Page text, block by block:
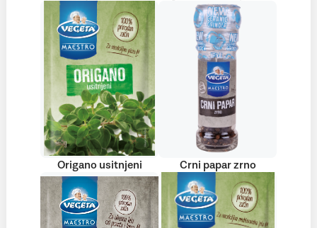
Origano usitnjeni Crni papar zrno